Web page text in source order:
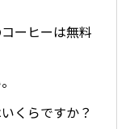
ーヒーは無料
くらですか？